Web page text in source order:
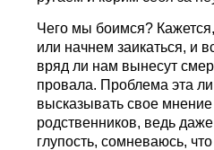
Чего мы боимся?
или начнем заикаться, и
вряд ли нам вынесут
провала. Проблема эта
высказывать свое
родственников, ведь
глупость, сомневаюсь,